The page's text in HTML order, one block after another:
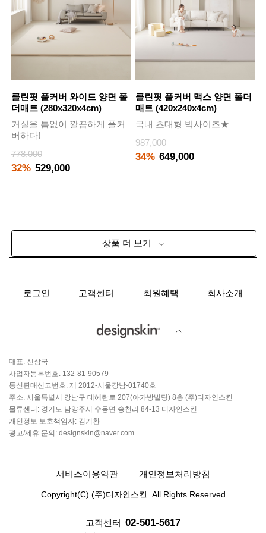
클린핏 풀커버 와이드 양면 폴
더매트 (280x320x4cm)
거실을 틈없이 깔끔하게 풀커
버하다!
778,000
32% 529,000
클린핏 풀커버 맥스 양면 폴더
매트 (420x240x4cm)
국내 초대형 빅사이즈★
987,000
34% 649,000
상품 더 보기
로그인 고객센터 회원혜택 회사소개
대표: 신상국
사업자등록번호: 132-81-90579
통신판매신고번호: 제 2012-서울강남-01740호
주소: 서울특별시 강남구 테헤란로 207(아가방빌딩) 8층 (주)디자인스킨
물류센터: 경기도 남양주시 수동면 송천리 84-13 디자인스킨
개인정보 보호책임자: 김기환
광고/제휴 문의: designskin@naver.com
서비스이용약관 개인정보처리방침
Copyright(C) (주)디자인스킨. All Rights Reserved
고객센터 02-501-5617